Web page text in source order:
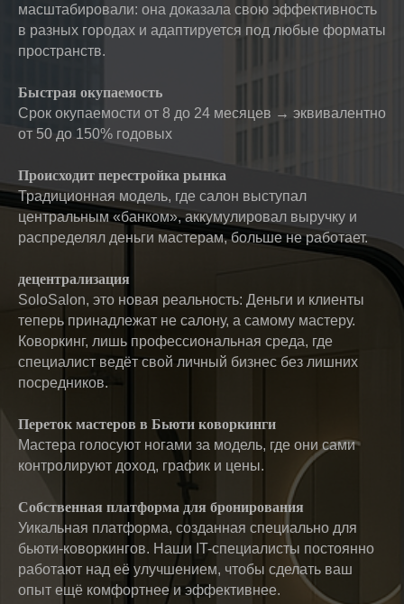
масштабировали: она доказала свою эффективность
в разных городах и адаптируется под любые форматы
пространств.
Быстрая окупаемость
Срок окупаемости от 8 до 24 месяцев → эквивалентно
от 50 до 150% годовых
Происходит перестройка рынка
Традиционная модель, где салон выступал
центральным «банком», аккумулировал выручку и
распределял деньги мастерам, больше не работает.
децентрализация
SoloSalon, это новая реальность: Деньги и клиенты
теперь принадлежат не салону, а самому мастеру.
Коворкинг, лишь профессиональная среда, где
специалист ведёт свой личный бизнес без лишних
посредников.
Переток мастеров в Бьюти коворкинги
Мастера голосуют ногами за модель, где они сами
контролируют доход, график и цены.
Собственная платформа для бронирования
Уикальная платформа, созданная специально для
бьюти-коворкингов. Наши IT-специалисты постоянно
работают над её улучшением, чтобы сделать ваш
опыт ещё комфортнее и эффективнее.